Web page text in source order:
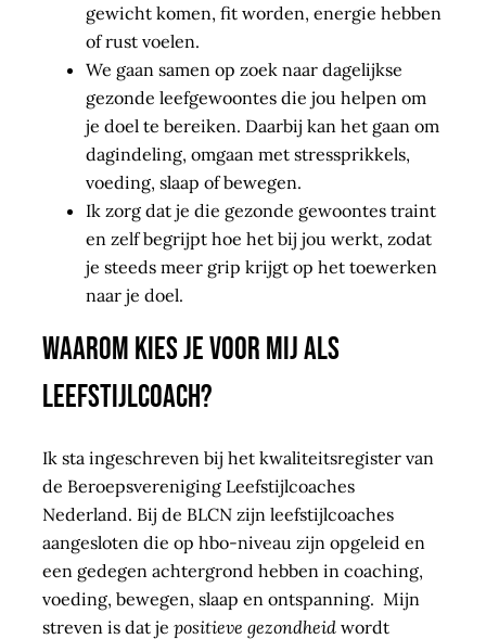
gewicht komen, fit worden, energie hebben
of rust voelen.
We gaan samen op zoek naar dagelijkse
gezonde leefgewoontes die jou helpen om
je doel te bereiken. Daarbij kan het gaan om
dagindeling, omgaan met stressprikkels,
voeding, slaap of bewegen.
Ik zorg dat je die gezonde gewoontes traint
en zelf begrijpt hoe het bij jou werkt, zodat
je steeds meer grip krijgt op het toewerken
naar je doel.
Waarom kies je voor mij als
leefstijlcoach?
Ik sta ingeschreven bij het kwaliteitsregister van
de Beroepsvereniging Leefstijlcoaches
Nederland. Bij de BLCN zijn leefstijlcoaches
aangesloten die op hbo-niveau zijn opgeleid en
een gedegen achtergrond hebben in coaching,
voeding, bewegen, slaap en ontspanning. Mijn
streven is dat je positieve gezondheidwordt